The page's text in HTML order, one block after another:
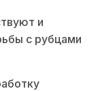
и
с рубцами